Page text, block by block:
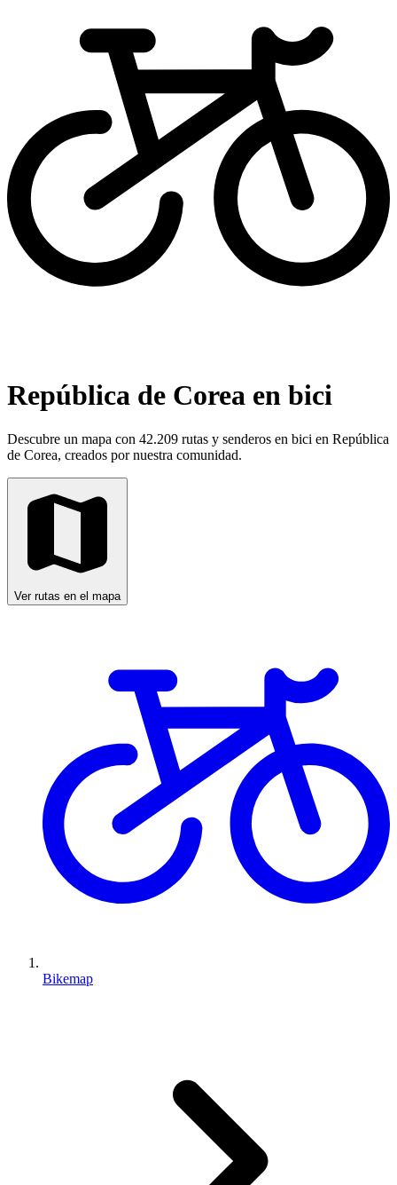
República de Corea en bici
Descubre un mapa con 42.209 rutas y senderos en bici en República
de Corea, creados por nuestra comunidad.
Ver rutas en el mapa
Bikemap